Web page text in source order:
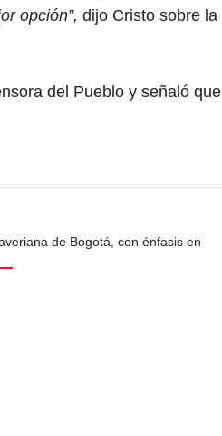
opción”, dijo Cristo sobre la
del Pueblo y señaló que
de Bogotá, con énfasis en